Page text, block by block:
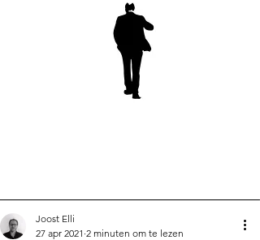
Joost Elli
27 apr 2021 2 minuten om te lezen